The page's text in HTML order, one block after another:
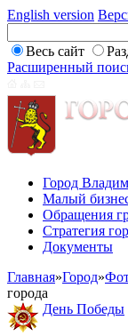
English version
Весь сайт
Расширенный
Город
Малый
Обращения
Стратегия
Документы
Главная»Город»
города
День Победы